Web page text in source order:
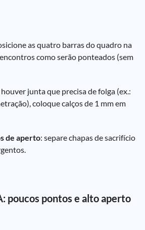
as quatro barras do quadro na
como serão ponteados (sem
houver junta que precisa de folga (ex.:
coloque calços de 1 mm em
de aperto: separe chapas de sacrifício
poucos pontos e alto aperto